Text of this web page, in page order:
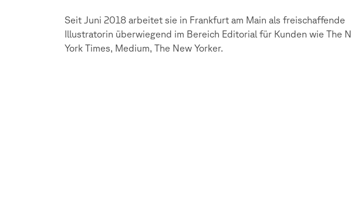
Seit Juni 2018 arbeitet sie in Frankfurt am Main als freischaffende
Illustratorin überwiegend im Bereich Editorial für Kunden wie The
York Times, Medium, The New Yorker.